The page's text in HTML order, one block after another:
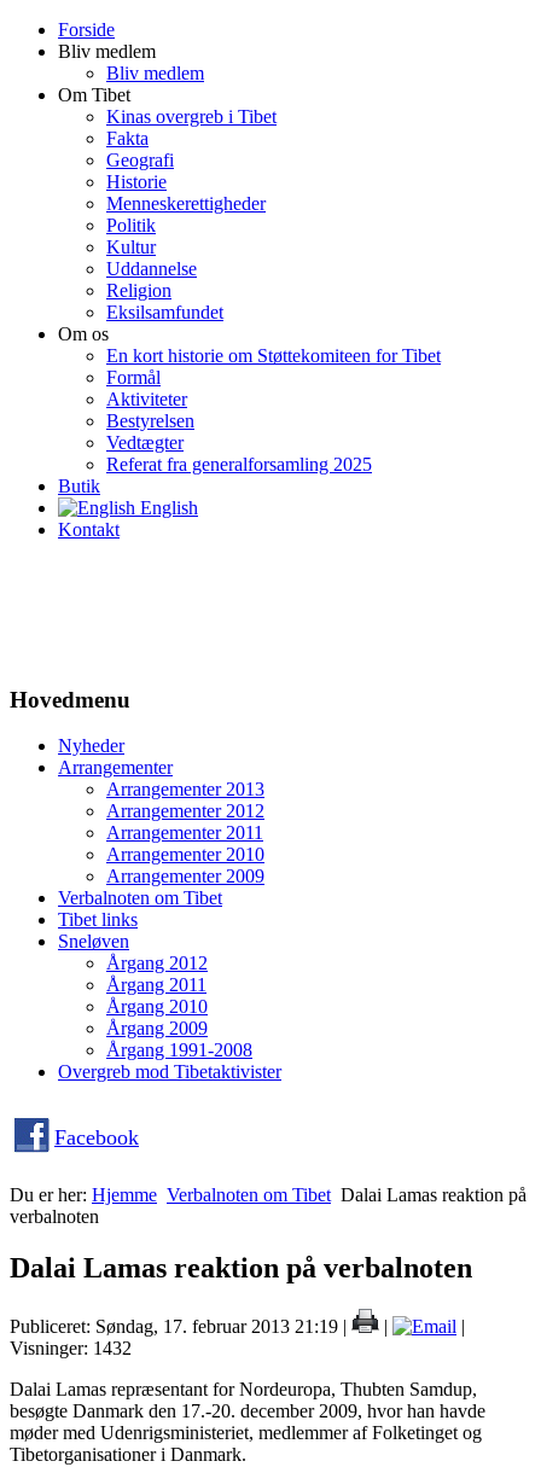
Forside
Bliv medlem
Bliv medlem
Om Tibet
Kinas overgreb i Tibet
Fakta
Geografi
Historie
Menneskerettigheder
Politik
Kultur
Uddannelse
Religion
Eksilsamfundet
Om os
En kort historie om Støttekomiteen for Tibet
Formål
Aktiviteter
Bestyrelsen
Vedtægter
Referat fra generalforsamling 2025
Butik
English
Kontakt
Hovedmenu
Nyheder
Arrangementer
Arrangementer 2013
Arrangementer 2012
Arrangementer 2011
Arrangementer 2010
Arrangementer 2009
Verbalnoten om Tibet
Tibet links
Sneløven
Årgang 2012
Årgang 2011
Årgang 2010
Årgang 2009
Årgang 1991-2008
Overgreb mod Tibetaktivister
Facebook
Du er her: Hjemme Verbalnoten om Tibet Dalai Lamas reaktion på
verbalnoten
Dalai Lamas reaktion på verbalnoten
Publiceret: Søndag, 17. februar 2013 21:19 | |
|
Visninger: 1432
Dalai Lamas repræsentant for Nordeuropa, Thubten Samdup,
besøgte Danmark den 17.-20. december 2009, hvor han havde
møder med Udenrigsministeriet, medlemmer af Folketinget og
Tibetorganisationer i Danmark.